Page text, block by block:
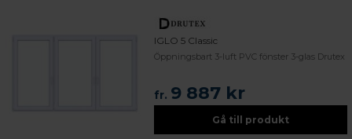
IGLO 5 Classic
Öppningsbart 3-luft PVC fönster 3-glas Drutex
fr. 9 887 kr
Gå till produkt